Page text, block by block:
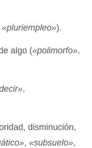
«pluriempleo»).
algo («polimorfo»,
,
disminución,
,«subsuelo»,